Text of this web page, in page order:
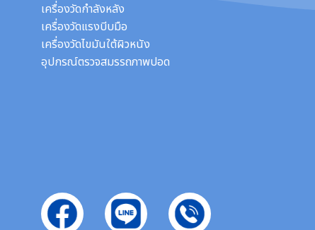
เครื่องวัดกำลังหลัง
เครื่องวัดแรงบีบมือ
เครื่องวัดไขมันใต้ผิวหนัง
อุปกรณ์ตรวจสมรรถภาพปอด